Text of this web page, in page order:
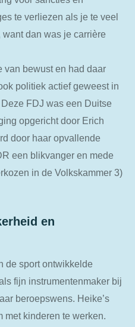
te verliezen als je te veel
dan was je carrière
van bewust en had daar
politiek actief geweest in
FDJ was een Duitse
opgericht door Erich
door haar opvallende
een blikvanger en mede
in de Volkskammer 3)
en
de sport ontwikkelde
fijn instrumentenmaker bij
beroepswens. Heike’s
met kinderen te werken.